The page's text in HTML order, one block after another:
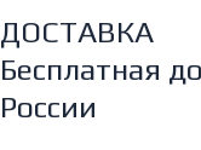
ДОСТАВКА
Бесплатная
России